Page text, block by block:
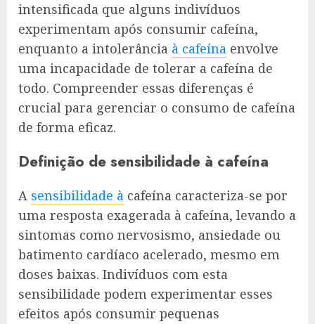
intensificada que alguns indivíduos
experimentam após consumir cafeína,
enquanto a intolerância à cafeína envolve
uma incapacidade de tolerar a cafeína de
todo. Compreender essas diferenças é
crucial para gerenciar o consumo de cafeína
de forma eficaz.
Definição de sensibilidade à cafeína
A sensibilidade à cafeína caracteriza-se por
uma resposta exagerada à cafeína, levando a
sintomas como nervosismo, ansiedade ou
batimento cardíaco acelerado, mesmo em
doses baixas. Indivíduos com esta
sensibilidade podem experimentar esses
efeitos após consumir pequenas